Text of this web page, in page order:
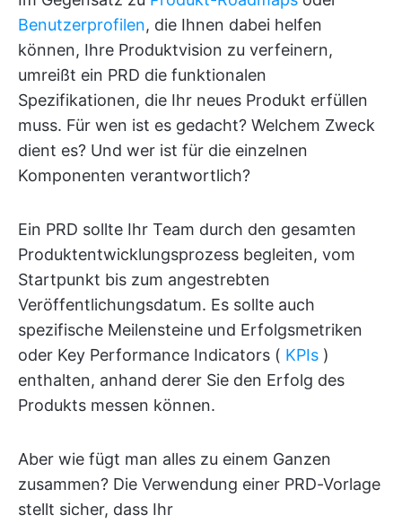
Benutzerprofilen, die Ihnen dabei helfen
können, Ihre Produktvision zu verfeinern,
umreißt ein PRD die funktionalen
Spezifikationen, die Ihr neues Produkt erfüllen
muss. Für wen ist es gedacht? Welchem Zweck
dient es? Und wer ist für die einzelnen
Komponenten verantwortlich?
Ein PRD sollte Ihr Team durch den gesamten
Produktentwicklungsprozess begleiten, vom
Startpunkt bis zum angestrebten
Veröffentlichungsdatum. Es sollte auch
spezifische Meilensteine und Erfolgsmetriken
oder Key Performance Indicators ( KPIs )
enthalten, anhand derer Sie den Erfolg des
Produkts messen können.
Aber wie fügt man alles zu einem Ganzen
zusammen? Die Verwendung einer PRD-Vorlage
stellt sicher, dass Ihr